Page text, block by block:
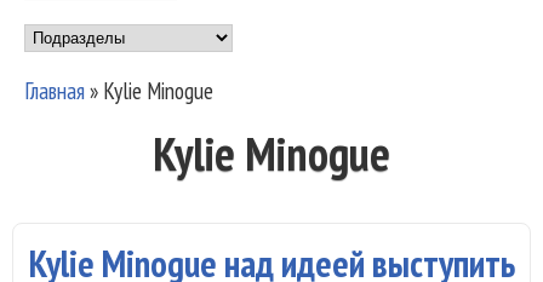
ШОУ БИЗНЕСА
NEWSMUZ.COM
Подразделы
Вы здесь
Главная» Kylie Minogue
Kylie Minogue
Kylie Minogue над идеей выступить